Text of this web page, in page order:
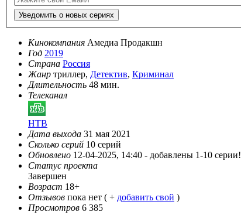
Уведомить о новых сериях
Кинокомпания Амедиа Продакшн
Год 2019
Страна Россия
Жанр триллер, Детектив, Криминал
Длительность 48 мин.
Телеканал
НТВ
Дата выхода 31 мая 2021
Сколько серий 10 серий
Обновлено 12-04-2025, 14:40 - добавлены 1-10 серии!
Статус проекта
Завершен
Возраст 18+
Отзывов пока нет ( + добавить свой )
Просмотров 6 385